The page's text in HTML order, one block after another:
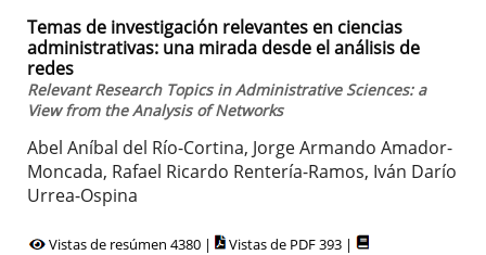
Temas de investigación relevantes en ciencias
administrativas: una mirada desde el análisis de
redes
Relevant Research Topics in Administrative Sciences: a
View from the Analysis of Networks
Abel Aníbal del Río-Cortina, Jorge Armando Amador-
Moncada, Rafael Ricardo Rentería-Ramos, Iván Darío
Urrea-Ospina
Vistas de resúmen 4380 | Vistas de PDF 393 |